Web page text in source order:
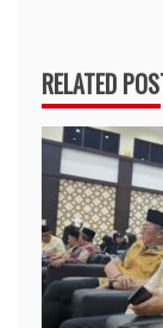
RELATED